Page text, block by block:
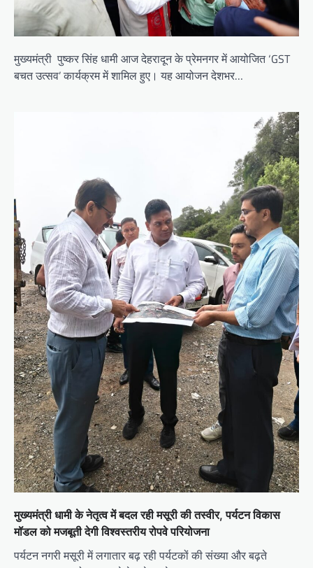
मुख्यमंत्री पुष्कर सिंह धामी आज देहरादून के प्रेमनगर में आयोजित ‘GST
बचत उत्सव’ कार्यक्रम में शामिल हुए। यह आयोजन देशभर…
मुख्यमंत्री धामी के नेतृत्व में बदल रही मसूरी की तस्वीर, पर्यटन विकास
मॉडल को मजबूती देगी विश्वस्तरीय रोपवे परियोजना
पर्यटन नगरी मसूरी में लगातार बढ़ रही पर्यटकों की संख्या और बढ़ते